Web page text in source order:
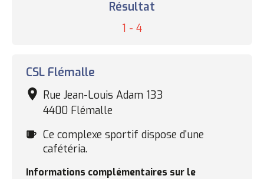
Complexe
sportif
CSL Flémalle
Rue Jean-Louis Adam 133
4400 Flémalle
Cafétéria
Ce complexe sportif dispose d'une
cafétéria.
Informations complémentaires sur le
Résultat
1 - 4